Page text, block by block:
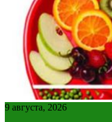
9 августа, 2026